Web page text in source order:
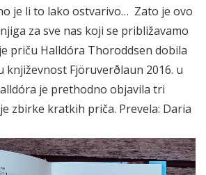
je li to lako ostvarivo… Zato je ovo
za sve nas koji se približavamo
priču Halldóra Thoroddsen dobila
književnost Fjöruverðlaun 2016. u
je prethodno objavila tri
zbirke kratkih priča. Prevela: Daria